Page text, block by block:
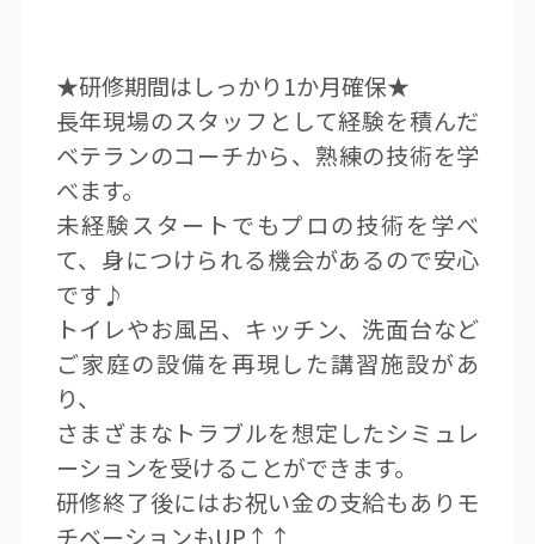
★研修期間はしっかり1か月確保★
長年現場のスタッフとして経験を積んだ
ベテランのコーチから、熟練の技術を学
べます。
未経験スタートでもプロの技術を学べ
て、身につけられる機会があるので安心
です♪
トイレやお風呂、キッチン、洗面台など
ご家庭の設備を再現した講習施設があ
り、
さまざまなトラブルを想定したシミュレ
ーションを受けることができます。
研修終了後にはお祝い金の支給もありモ
チベーションもUP↑↑